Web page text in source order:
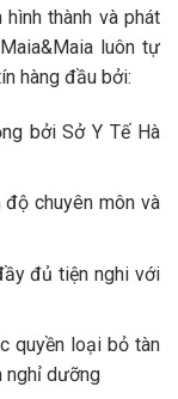
thành và phát
luôn tự
hàng đầu bởi:
bởi Sở Y Tế Hà
chuyên môn và
đủ tiện nghi với
quyền loại bỏ tàn
nghỉ dưỡng